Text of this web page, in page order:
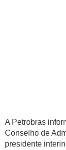
A Petrobras
Conselho de
presidente